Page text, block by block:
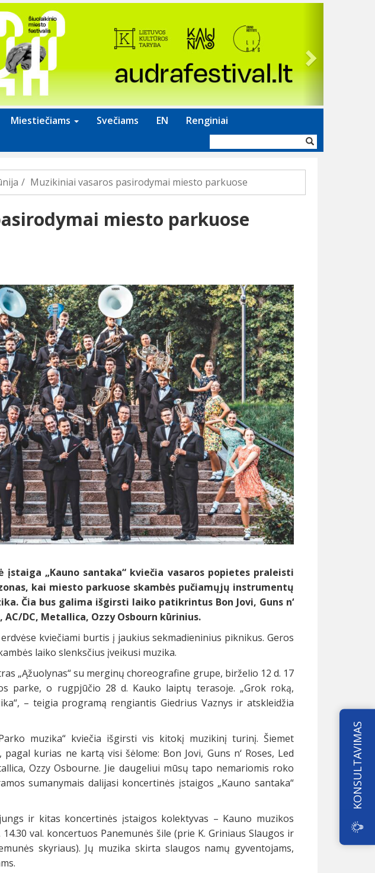
Miestiečiams Svečiams EN Renginiai
forma
Muzikiniai vasaros pasirodymai miesto parkuose
miesto parkuose
„Kauno santaka“ kviečia vasaros popietes praleisti
kai miesto parkuose skambės pučiamųjų instrumentų
. Čia bus galima išgirsti laiko patikrintus Bon Jovi, Guns n‘
AC/DC, Metallica, Ozzy Osbourn kūrinius.
kviečiami burtis į jaukius sekmadieninius piknikus. Geros
laiko slenksčius įveikusi muzika.
„Ąžuolynas“ su merginų choreografine grupe, birželio 12 d. 17
parke, o rugpjūčio 28 d. Kauko laiptų terasoje. „Grok roką,
– teigia programą rengiantis Giedrius Vaznys ir atskleidžia
muzika“ kviečia išgirsti vis kitokį muzikinį turinį. Šiemet
kurias ne kartą visi šėlome: Bon Jovi, Guns n‘ Roses, Led
Ozzy Osbourne. Jie daugeliui mūsų tapo nemariomis roko
sumanymais dalijasi koncertinės įstaigos „Kauno santaka“
ir kitas koncertinės įstaigos kolektyvas – Kauno muzikos
val. koncertuos Panemunės šile (prie K. Griniaus Slaugos ir
skyriaus). Jų muzika skirta slaugos namų gyventojams,
KONSULTAVIMAS